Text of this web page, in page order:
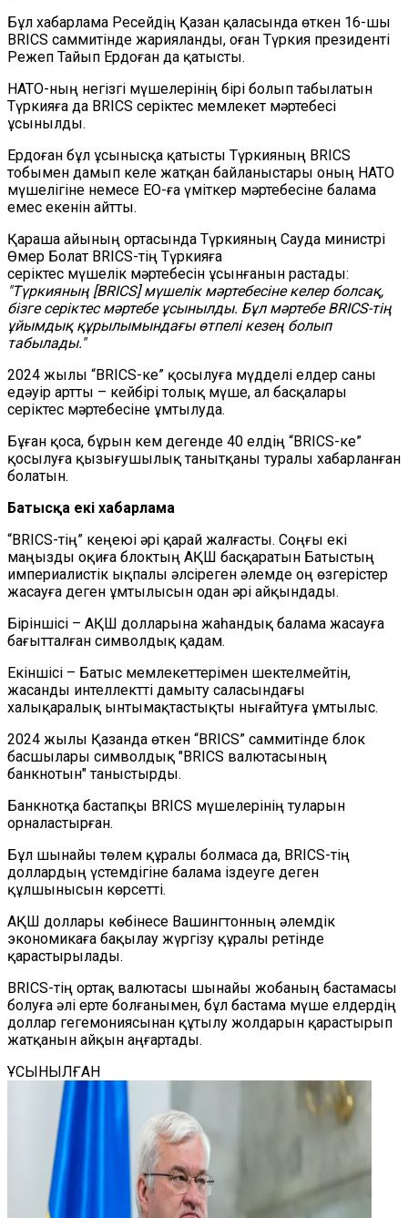
Бұл хабарлама Ресейдің Қазан қаласында өткен 16-шы
BRICS саммитінде жарияланды, оған Түркия президенті
Режеп Тайып Ердоған да қатысты.
НАТО-ның негізгі мүшелерінің бірі болып табылатын
Түркияға да BRICS серіктес мемлекет мәртебесі
ұсынылды.
Ердоған бұл ұсынысқа қатысты Түркияның BRICS
тобымен дамып келе жатқан байланыстары оның НАТО
мүшелігіне немесе ЕО-ға үміткер мәртебесіне балама
емес екенін айтты.
Қараша айының ортасында Түркияның Сауда министрі
Өмер Болат BRICS-тің Түркияға
серіктес мүшелік мәртебесін ұсынғанын растады:
"Түркияның [BRICS] мүшелік мәртебесіне келер болсақ,
бізге серіктес мәртебе ұсынылды. Бұл мәртебе BRICS-тің
ұйымдық құрылымындағы өтпелі кезең болып
табылады."
2024 жылы “BRICS-ке” қосылуға мүдделі елдер саны
едәуір артты – кейбірі толық мүше, ал басқалары
серіктес мәртебесіне ұмтылуда.
Бұған қоса, бұрын кем дегенде 40 елдің “BRICS-ке”
қосылуға қызығушылық танытқаны туралы хабарланған
болатын.
Батысқа екі хабарлама
“BRICS-тің” кеңеюі әрі қарай жалғасты. Соңғы екі
маңызды оқиға блоктың АҚШ басқаратын Батыстың
империалистік ықпалы әлсіреген әлемде оң өзгерістер
жасауға деген ұмтылысын одан әрі айқындады.
Біріншісі – АҚШ долларына жаһандық балама жасауға
бағытталған символдық қадам.
Екіншісі – Батыс мемлекеттерімен шектелмейтін,
жасанды интеллектті дамыту саласындағы
халықаралық ынтымақтастықты нығайтуға ұмтылыс.
2024 жылы Қазанда өткен “BRICS” саммитінде блок
басшылары символдық "BRICS валютасының
банкнотын" таныстырды.
Банкнотқа бастапқы BRICS мүшелерінің туларын
орналастырған.
Бұл шынайы төлем құралы болмаса да, BRICS-тің
доллардың үстемдігіне балама іздеуге деген
құлшынысын көрсетті.
АҚШ доллары көбінесе Вашингтонның әлемдік
экономикаға бақылау жүргізу құралы ретінде
қарастырылады.
BRICS-тің ортақ валютасы шынайы жобаның бастамасы
болуға әлі ерте болғанымен, бұл бастама мүше елдердің
доллар гегемониясынан құтылу жолдарын қарастырып
жатқанын айқын аңғартады.
ҰСЫНЫЛҒАН